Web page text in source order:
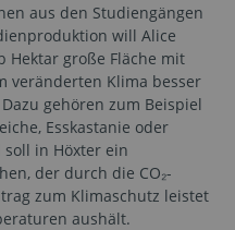
aus den Studiengängen
will Alice
Hektar große Fläche mit
veränderten Klima besser
gehören zum Beispiel
Esskastanie oder
in Höxter ein
der durch die CO₂-
zum Klimaschutz leistet
aushält.